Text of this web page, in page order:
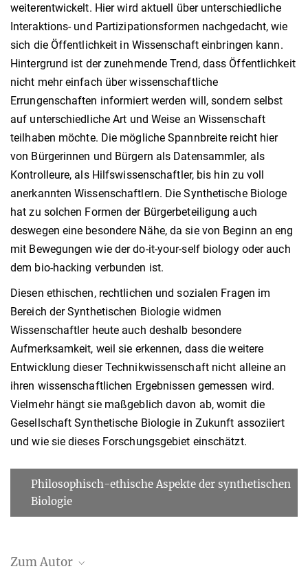
weiterentwickelt. Hier wird aktuell über unterschiedliche
Interaktions- und Partizipationsformen nachgedacht, wie
sich die Öffentlichkeit in Wissenschaft einbringen kann.
Hintergrund ist der zunehmende Trend, dass Öffentlichkeit
nicht mehr einfach über wissenschaftliche
Errungenschaften informiert werden will, sondern selbst
auf unterschiedliche Art und Weise an Wissenschaft
teilhaben möchte. Die mögliche Spannbreite reicht hier
von Bürgerinnen und Bürgern als Datensammler, als
Kontrolleure, als Hilfswissenschaftler, bis hin zu voll
anerkannten Wissenschaftlern. Die Synthetische Biologe
hat zu solchen Formen der Bürgerbeteiligung auch
deswegen eine besondere Nähe, da sie von Beginn an eng
mit Bewegungen wie der do-it-your-self biology oder auch
dem bio-hacking verbunden ist.
Diesen ethischen, rechtlichen und sozialen Fragen im
Bereich der Synthetischen Biologie widmen
Wissenschaftler heute auch deshalb besondere
Aufmerksamkeit, weil sie erkennen, dass die weitere
Entwicklung dieser Technikwissenschaft nicht alleine an
ihren wissenschaftlichen Ergebnissen gemessen wird.
Vielmehr hängt sie maßgeblich davon ab, womit die
Gesellschaft Synthetische Biologie in Zukunft assoziiert
und wie sie dieses Forschungsgebiet einschätzt.
Philosophisch-ethische Aspekte der synthetischen
Biologie
Zum Autor